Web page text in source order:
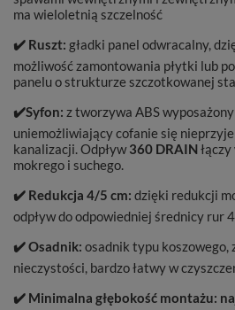
ma wieloletnią szczelność
✔️ Ruszt: gładki panel odwracalny,
możliwość zamontowania płytki lub
panelu o strukturze szczotkowanej
✔️Syfon: z tworzywa ABS
uniemożliwiający cofanie się
kanalizacji. Odpływ360 DRAIN
mokrego i suchego.
✔️ Redukcja 4/5 cm: dzięki redukcji
odpływ do odpowiedniej średnicy rur
✔️Osadnik: osadnik typu koszowego,
nieczystości, bardzo łatwy w
✔️ Minimalna głębokość montażu: